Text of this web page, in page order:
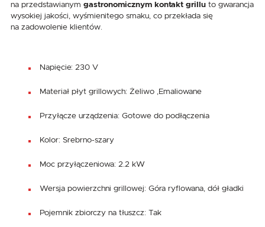
na przedstawianym gastronomicznym kontakt grillu to gwarancja
wysokiej jakości, wyśmienitego smaku, co przekłada się
na zadowolenie klientów.
Napięcie: 230 V
Materiał płyt grillowych: Żeliwo ,Emaliowane
Przyłącze urządzenia: Gotowe do podłączenia
Kolor: Srebrno-szary
Moc przyłączeniowa: 2.2 kW
Wersja powierzchni grillowej: Góra ryflowana, dół gładki
Pojemnik zbiorczy na tłuszcz: Tak